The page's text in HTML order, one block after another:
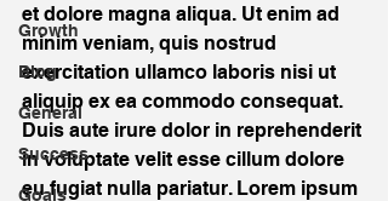
Growth
Blog
General
Success
Goals
et dolore magna aliqua. Ut enim ad
minim veniam, quis nostrud
exercitation ullamco laboris nisi ut
aliquip ex ea commodo consequat.
Duis aute irure dolor in reprehenderit
in voluptate velit esse cillum dolore
eu fugiat nulla pariatur. Lorem ipsum